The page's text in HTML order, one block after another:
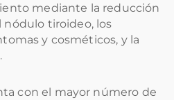
mediante la reducción
tiroideo, los
y cosméticos, y la
con el mayor número de